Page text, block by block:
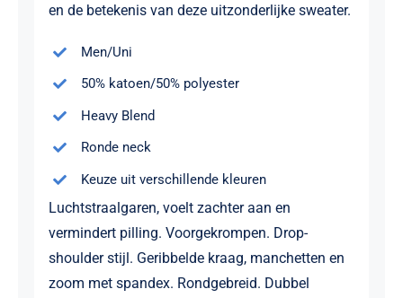
en de betekenis van deze uitzonderlijke sweater.
Men/Uni
50% katoen/50% polyester
Heavy Blend
Ronde neck
Keuze uit verschillende kleuren
Luchtstraalgaren, voelt zachter aan en
vermindert pilling. Voorgekrompen. Drop-
shoulder stijl. Geribbelde kraag, manchetten en
zoom met spandex. Rondgebreid. Dubbel